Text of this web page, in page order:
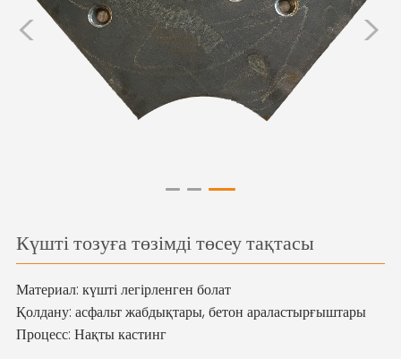
>
<
Күшті тозуға төзімді төсеу тақтасы
Материал: күшті легірленген болат
Қолдану: асфальт жабдықтары, бетон араластырғыштары
Процесс: Нақты кастинг